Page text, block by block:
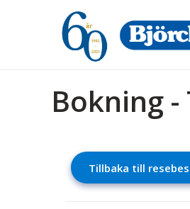
Bokning
Tillbaka till